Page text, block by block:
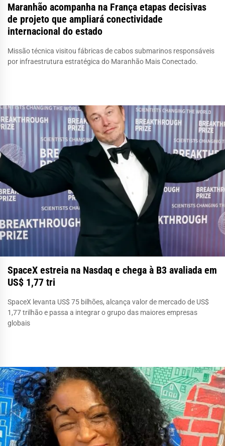
Maranhão acompanha na França etapas decisivas
de projeto que ampliará conectividade
internacional do estado
Missão técnica visitou fábricas de cabos submarinos responsáveis
por infraestrutura estratégica do Maranhão Mais Conectado.
SpaceX estreia na Nasdaq e chega à B3 avaliada em
US$ 1,77 tri
SpaceX levanta US$ 75 bilhões, alcança valor de mercado de US$
1,77 trilhão e passa a integrar o grupo das maiores empresas
globais